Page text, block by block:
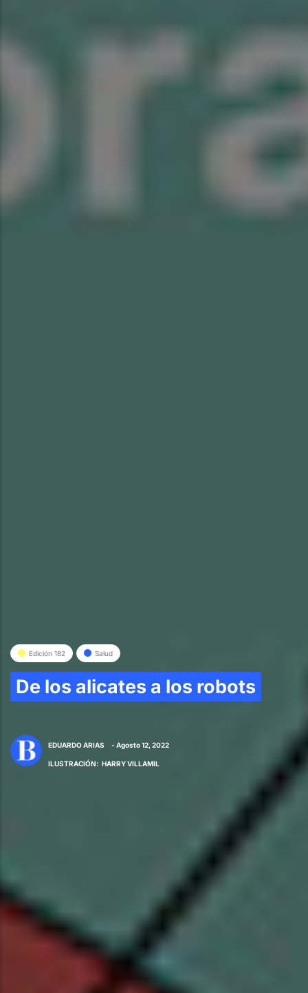
Edición 182 Salud
De los alicates a los robots
EDUARDO ARIAS - Agosto 12, 2022
ILUSTRACIÓN: HARRY VILLAMIL